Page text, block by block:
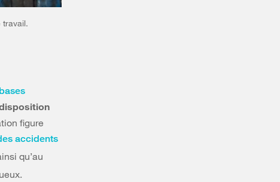
travail.
bases
figure
accidents
qu’au